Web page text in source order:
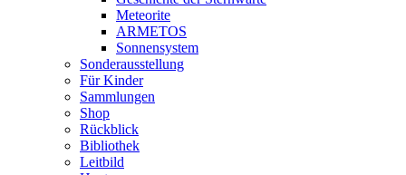
Meteorite
ARMETOS
Sonnensystem
Sonderausstellung
Für Kinder
Sammlungen
Shop
Rückblick
Bibliothek
Leitbild